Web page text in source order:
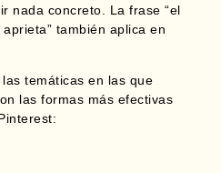
nada concreto. La frase “el
también aplica en
temáticas en las que
las formas más efectivas